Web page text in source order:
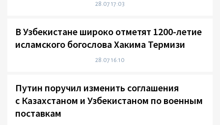
28.07 17:03
В Узбекистане широко отметят 1200-летие
исламского богослова Хакима Термизи
28.07 16:10
Путин поручил изменить соглашения
с Казахстаном и Узбекистаном по военным
поставкам